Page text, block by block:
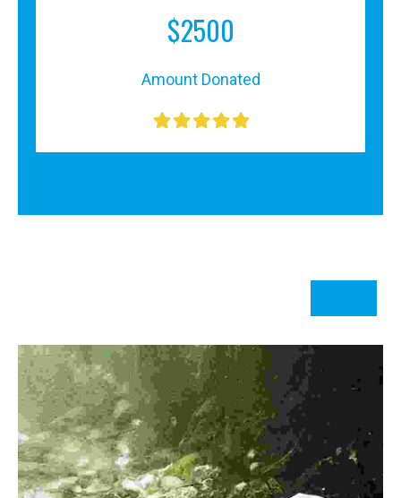
$2500
Amount Donated